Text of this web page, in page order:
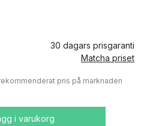
30 dagars prisgaranti
Matcha priset
pris på marknaden
i varukorg